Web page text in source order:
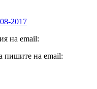
2017
на email:
пишите на email: